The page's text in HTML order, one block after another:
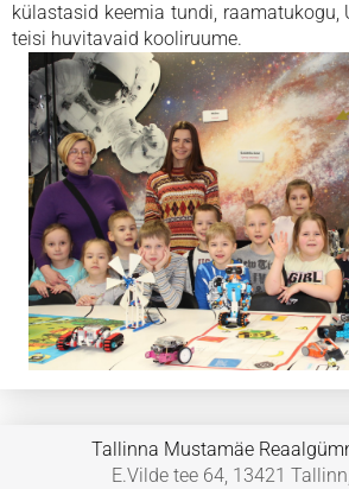
külastasid keemia tundi, raamatukogu,
teisi huvitavaid kooliruume.
Tallinna Mustamäe
E.Vilde tee 64, 13421